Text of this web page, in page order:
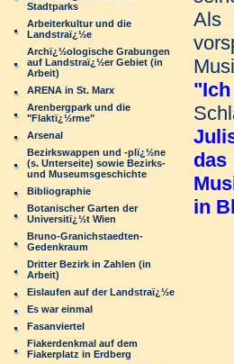
Stadtparks
Arbeiterkultur und die
Landstraï¿½e
Archï¿½ologische Grabungen
auf Landstraï¿½er Gebiet (in
Arbeit)
ARENA in St. Marx
Arenbergpark und die
"Flaktï¿½rme"
Arsenal
Bezirkswappen und -plï¿½ne
(s. Unterseite) sowie Bezirks-
und Museumsgeschichte
Bibliographie
Botanischer Garten der
Universitï¿½t Wien
Bruno-Granichstaedten-
Gedenkraum
Dritter Bezirk in Zahlen (in
Arbeit)
Eislaufen auf der Landstraï¿½e
Es war einmal
Fasanviertel
Fiakerdenkmal auf dem
Fiakerplatz in Erdberg
Als
in